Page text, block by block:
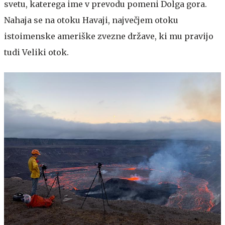
svetu, katerega ime v prevodu pomeni Dolga gora.
Nahaja se na otoku Havaji, največjem otoku
istoimenske ameriške zvezne države, ki mu pravijo
tudi Veliki otok.